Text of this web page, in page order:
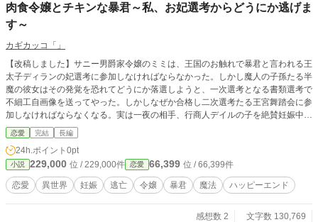
肉食令嬢とチキンな暴君～私、お妃選考からどうにか逃げま
す～
カギカッコ「」
【改稿しました】サニー男爵家令嬢のミミは、王国のお触れで暴君と言われる王
太子ディランの妃選考に参加しなければならなかった。しかし魔人の子孫たる半
魔の彼女はその発覚を恐れてどうにか落選しようと、一次選考となる書類選考で
不細工自画像を送ってやった。しかしなぜか合格し二次選考たる王宮舞踏会に参
加しなければならなくなる。実は一夜の相手、行商人デイルの子を絶賛妊娠中の
ミミには絶対に妃は無理だ。しかしデイルはどうやら王太子ディランの仮の姿だ
ったようで……。子供を守るためにも暴君の嫁なんて御免なミミは果たして王太
子妃回避できるのか、な話。
恋愛 完結 長編
24h.ポイント 0pt
小説 229,000 位 / 229,000件 恋愛 66,399 位 / 66,399件
恋愛 異世界 妊娠 逃亡 令嬢 暴君 魔法 ハッピーエンド
感想数 2
文字数 130,769